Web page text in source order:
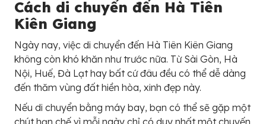
Cách di chuyển đến Hà Tiên
Kiên Giang
Ngày nay, việc di chuyển đến Hà Tiên Kiên Giang
không còn khó khăn như trước nữa. Từ Sài Gòn, Hà
Nội, Huế, Đà Lạt hay bất cứ đâu đều có thể dễ dàng
đến thăm vùng đất hiền hòa, xinh đẹp này.
Nếu di chuyển bằng máy bay, bạn có thể sẽ gặp một